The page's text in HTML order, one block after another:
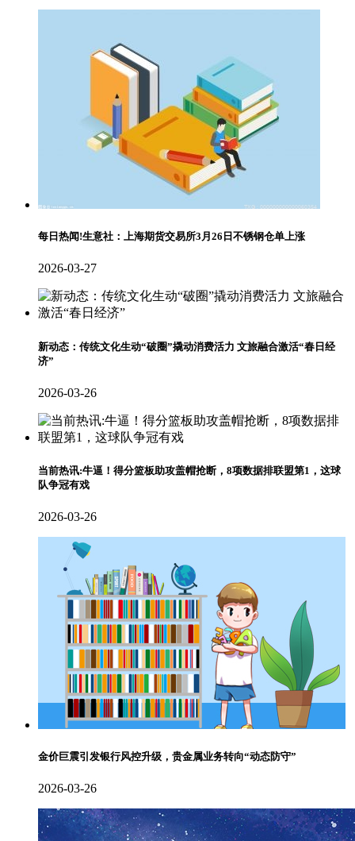
每日热闻!生意社：上海期货交易所3月26日不锈钢仓单上涨
2026-03-27
新动态：传统文化生动“破圈”撬动消费活力 文旅融合激活“春日经
济”
2026-03-26
当前热讯:牛逼！得分篮板助攻盖帽抢断，8项数据排联盟第1，这球
队争冠有戏
2026-03-26
金价巨震引发银行风控升级，贵金属业务转向“动态防守”
2026-03-26